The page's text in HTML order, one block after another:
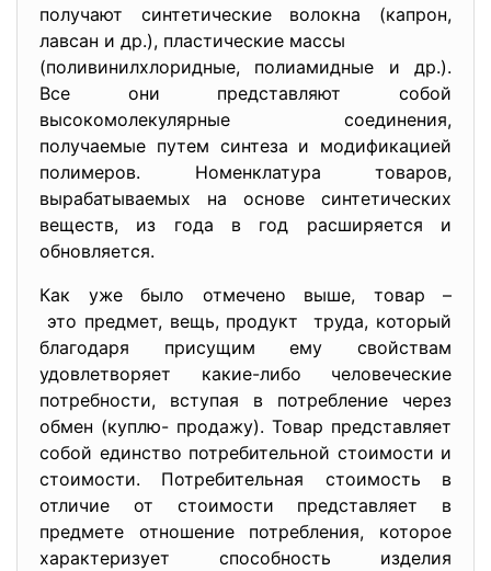
получают синтетические волокна (капрон,
лавсан и др.), пластические массы
(поливинилхлоридные, полиамидные и др.).
Все они представляют собой
высокомолекулярные соединения,
получаемые путем синтеза и модификацией
полимеров. Номенклатура товаров,
вырабатываемых на основе синтетических
веществ, из года в год расширяется и
обновляется.
Как уже было отмечено выше, товар –
это предмет, вещь, продукт труда, который
благодаря присущим ему свойствам
удовлетворяет какие-либо человеческие
потребности, вступая в потребление через
обмен (куплю- продажу). Товар представляет
собой единство потребительной стоимости и
стоимости. Потребительная стоимость в
отличие от стоимости представляет в
предмете отношение потребления, которое
характеризует способность изделия